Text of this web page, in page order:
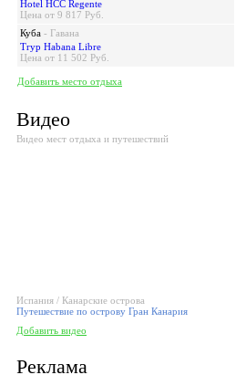
Hotel HCC Regente
Цена от 9 817 Руб.
Куба - Гавана
Tryp Habana Libre
Цена от 11 502 Руб.
Добавить место отдыха
Видео
Видео мест отдыха и путешествий
Испания / Канарские острова
Путешествие по острову Гран Канария
Добавить видео
Реклама